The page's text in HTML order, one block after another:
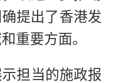
提出了香港发
重要方面。
担当的施政报